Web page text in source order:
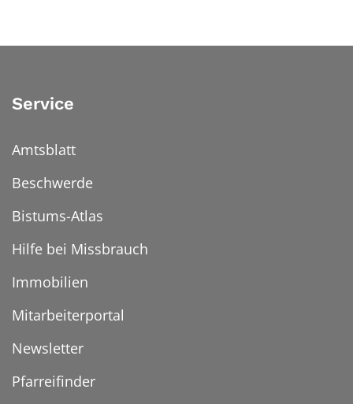
Service
Amtsblatt
Beschwerde
Bistums-Atlas
Hilfe bei Missbrauch
Immobilien
Mitarbeiterportal
Newsletter
Pfarreifinder